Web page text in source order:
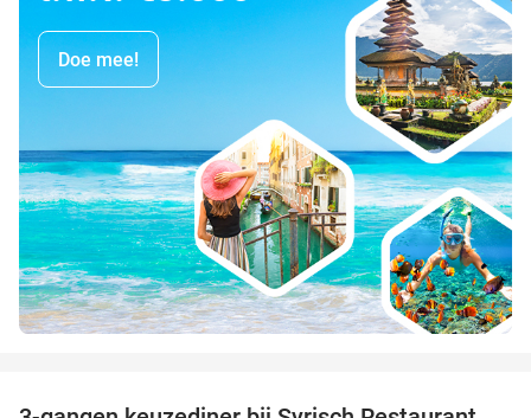
Doe mee!